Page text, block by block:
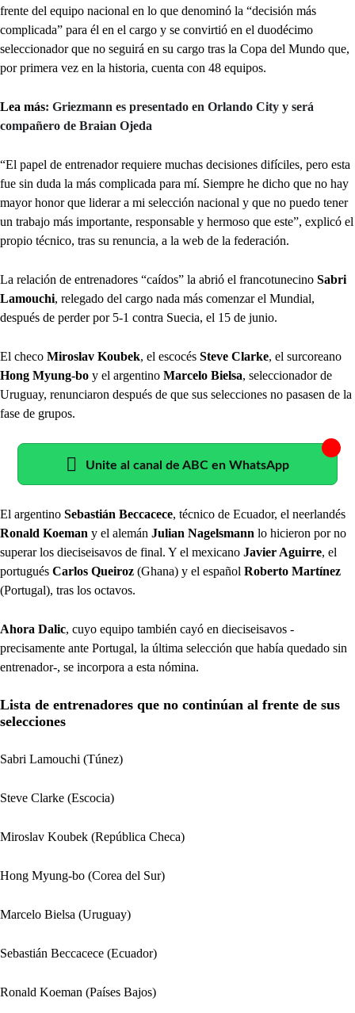
frente del equipo nacional en lo que denominó la “decisión más
complicada” para él en el cargo y se convirtió en el duodécimo
seleccionador que no seguirá en su cargo tras la Copa del Mundo que,
por primera vez en la historia, cuenta con 48 equipos.
Lea más: Griezmann es presentado en Orlando City y será
compañero de Braian Ojeda
“El papel de entrenador requiere muchas decisiones difíciles, pero esta
fue sin duda la más complicada para mí. Siempre he dicho que no hay
mayor honor que liderar a mi selección nacional y que no puedo tener
un trabajo más importante, responsable y hermoso que este”, explicó el
propio técnico, tras su renuncia, a la web de la federación.
La relación de entrenadores “caídos” la abrió el francotunecino Sabri
Lamouchi, relegado del cargo nada más comenzar el Mundial,
después de perder por 5-1 contra Suecia, el 15 de junio.
El checo Miroslav Koubek, el escocés Steve Clarke, el surcoreano
Hong Myung-bo y el argentino Marcelo Bielsa, seleccionador de
Uruguay, renunciaron después de que sus selecciones no pasasen de la
fase de grupos.
Unite al canal de ABC en WhatsApp
El argentino Sebastián Beccacece, técnico de Ecuador, el neerlandés
Ronald Koeman y el alemán Julian Nagelsmann lo hicieron por no
superar los dieciseisavos de final. Y el mexicano Javier Aguirre, el
portugués Carlos Queiroz (Ghana) y el español Roberto Martínez
(Portugal), tras los octavos.
Ahora Dalic, cuyo equipo también cayó en dieciseisavos -
precisamente ante Portugal, la última selección que había quedado sin
entrenador-, se incorpora a esta nómina.
Lista de entrenadores que no continúan al frente de sus
selecciones
Sabri Lamouchi (Túnez)
Steve Clarke (Escocia)
Miroslav Koubek (República Checa)
Hong Myung-bo (Corea del Sur)
Marcelo Bielsa (Uruguay)
Sebastián Beccacece (Ecuador)
Ronald Koeman (Países Bajos)